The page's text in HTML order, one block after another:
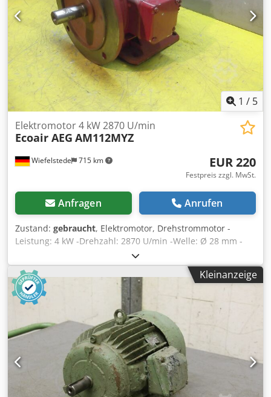
1 / 5
Wiefelstede 715 km
Elektromotor 4 kW 2870 U/min
Ecoair AEG AM112MYZ
EUR 220
Festpreis zzgl. MwSt.
Anfragen Anrufen
Zustand: gebraucht, Elektromotor, Drehstrommotor -
Leistung: 4 kW -Drehzahl: 2870 U/min -Welle: Ø 28 mm -
Bauform: B35 -Schutzart: IP 54 -Anzahl: 8x Motoren
vorhanden von Ecoair -Anzahl: 24x Motoren vorhanden von
AEG Csdpjcwuwbefx Afusrf -Preis: pro Stück -
Abmessungen: 370/277/H250 mm -Gewicht: 28 kg
Kleinanzeige